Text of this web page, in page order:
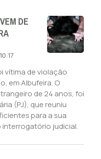
DE
10:17
vítima de violação
em Albufeira. O
de 24 anos, foi
(PJ), que reuniu
para a sua
judicial.